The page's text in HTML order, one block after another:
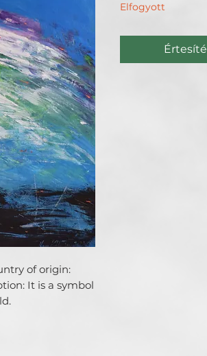
of origin:
It is a symbol
Elfogyott